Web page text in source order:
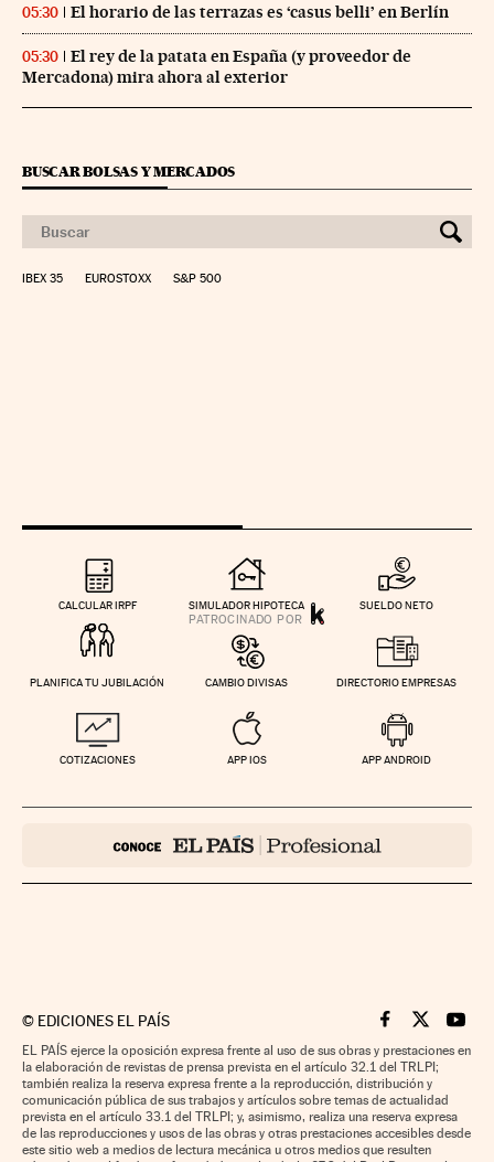
05:30 El horario de las terrazas es ‘casus belli’ en Berlín
05:30
El rey de la patata en España (y proveedor de
Mercadona) mira ahora al exterior
BUSCAR BOLSAS Y MERCADOS
IBEX 35 EUROSTOXX S&P 500
CALCULAR IRPF SIMULADOR HIPOTECA SUELDO NETO
PLANIFICA TU JUBILACIÓN CAMBIO DIVISAS DIRECTORIO EMPRESAS
COTIZACIONES APP IOS APP ANDROID
© EDICIONES EL PAÍS Cinco Días en
Cinco Días
Cinco
EL PAÍS ejerce la oposición expresa frente al uso de sus obras y prestaciones en
la elaboración de revistas de prensa prevista en el artículo 32.1 del TRLPI;
también realiza la reserva expresa frente a la reproducción, distribución y
comunicación pública de sus trabajos y artículos sobre temas de actualidad
prevista en el artículo 33.1 del TRLPI; y, asimismo, realiza una reserva expresa
de las reproducciones y usos de las obras y otras prestaciones accesibles desde
este sitio web a medios de lectura mecánica u otros medios que resulten